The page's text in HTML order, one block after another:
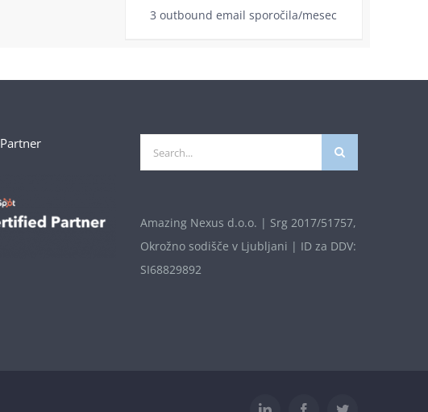
3 outbound email sporočila/mesec
for:
Amazing Nexus d.o.o. | Srg 2017/51757,
Okrožno sodišče v Ljubljani | ID za DDV:
SI68829892